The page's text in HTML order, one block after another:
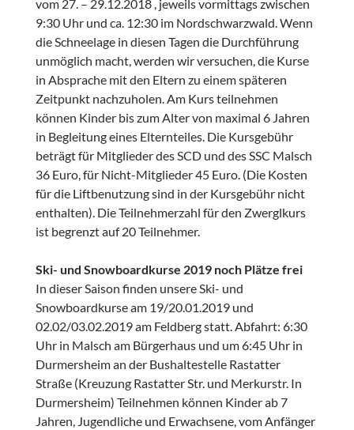
vom 27. – 29.12.2018 , jeweils vormittags zwischen
9:30 Uhr und ca. 12:30 im Nordschwarzwald. Wenn
die Schneelage in diesen Tagen die Durchführung
unmöglich macht, werden wir versuchen, die Kurse
in Absprache mit den Eltern zu einem späteren
Zeitpunkt nachzuholen. Am Kurs teilnehmen
können Kinder bis zum Alter von maximal 6 Jahren
in Begleitung eines Elternteiles. Die Kursgebühr
beträgt für Mitglieder des SCD und des SSC Malsch
36 Euro, für Nicht-Mitglieder 45 Euro. (Die Kosten
für die Liftbenutzung sind in der Kursgebühr nicht
enthalten). Die Teilnehmerzahl für den Zwerglkurs
ist begrenzt auf 20 Teilnehmer.
Ski- und Snowboardkurse 2019 noch Plätze frei
In dieser Saison finden unsere Ski- und
Snowboardkurse am 19/20.01.2019 und
02.02/03.02.2019 am Feldberg statt. Abfahrt: 6:30
Uhr in Malsch am Bürgerhaus und um 6:45 Uhr in
Durmersheim an der Bushaltestelle Rastatter
Straße (Kreuzung Rastatter Str. und Merkurstr. In
Durmersheim) Teilnehmen können Kinder ab 7
Jahren, Jugendliche und Erwachsene, vom Anfänger